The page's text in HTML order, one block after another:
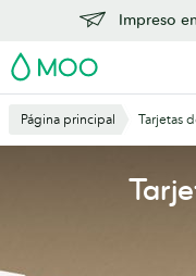
contenido
principal
Impreso
MOO
Página principal Tarjetas